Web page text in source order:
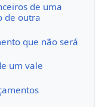
de uma
de outra
que não será
um vale